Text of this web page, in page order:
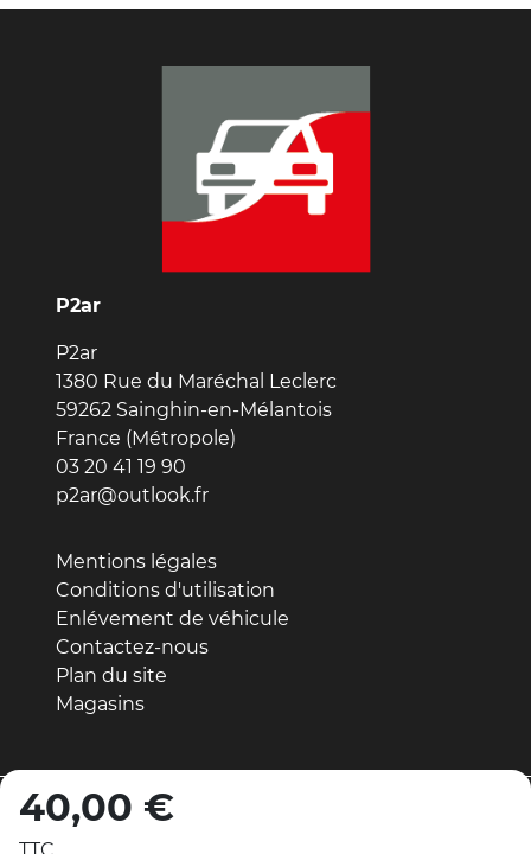
40,00 €
P2ar
P2ar
1380 Rue du Maréchal Leclerc
59262 Sainghin-en-Mélantois
France (Métropole)
03 20 41 19 90
p2ar@outlook.fr
Mentions légales
Conditions d'utilisation
Enlévement de véhicule
Contactez-nous
Plan du site
Magasins
© 2026 - Réalisation par MDWeb